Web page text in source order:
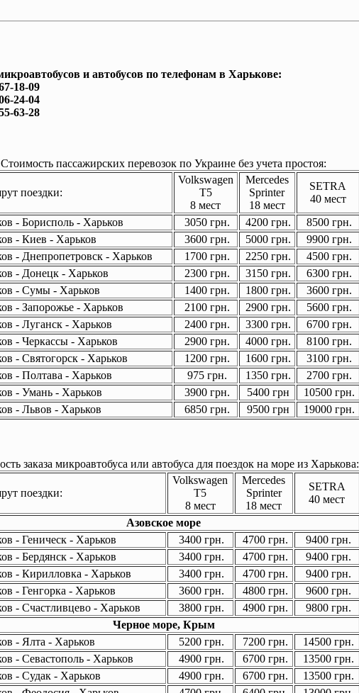
и автобусов по телефонам в Харькове:
18-09
24-04
63-28
Стоимость пассажирских перевозок по Украине без учета простоя:
поездки:
Volkswagen
T5
8 мест
Mercedes
Sprinter
18 мест
SETRA
40 мест
- Борисполь - Харьков
3050 грн. 4200 грн.
8500 грн.
- Киев - Харьков
3600 грн. 5000 грн.
9900 грн.
- Днепропетровск - Харьков
1700 грн. 2250 грн.
4500 грн.
- Донецк - Харьков
2300 грн. 3150 грн.
6300 грн.
- Сумы - Харьков
1400 грн. 1800 грн.
3600 грн.
- Запорожье - Харьков
2100 грн. 2900 грн.
5600 грн.
- Луганск - Харьков
2400 грн. 3300 грн.
6700 грн.
- Черкассы - Харьков
2900 грн. 4000 грн.
8100 грн.
- Святогорск - Харьков
1200 грн. 1600 грн.
3100 грн.
- Полтава - Харьков
975 грн. 1350 грн.
2700 грн.
- Умань - Харьков
3900 грн. 5400 грн
10500 грн.
- Львов - Харьков
6850 грн. 9500 грн 19000 грн.
заказа микроавтобуса или автобуса для поездок на море из Харькова:
поездки:
Volkswagen
T5
8 мест
Mercedes
Sprinter
18 мест
SETRA
40 мест
Азовское море
- Геническ - Харьков
3400 грн. 4700 грн.
9400 грн.
- Бердянск - Харьков
3400 грн. 4700 грн.
9400 грн.
- Кирилловка - Харьков
3400 грн. 4700 грн.
9400 грн.
- Генгорка - Харьков
3600 грн. 4800 грн.
9600 грн.
- Счастливцево - Харьков
3800 грн. 4900 грн.
9800 грн.
Черное море, Крым
- Ялта - Харьков
5200 грн. 7200 грн.
14500 грн.
- Севастополь - Харьков
4900 грн. 6700 грн.
13500 грн.
- Судак - Харьков
4900 грн. 6700 грн.
13500 грн.